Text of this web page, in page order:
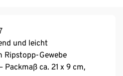
und leicht
Ripstopp-Gewebe
ca. 21 x 9 cm,